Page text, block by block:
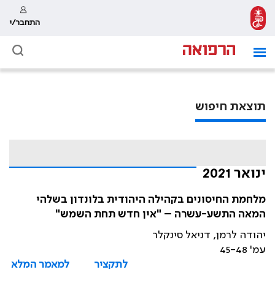
התחבר/י
תוצאת חיפוש
ינואר 2021
מלחמת החיסונים בקהילה היהודית בלונדון בשלהי
המאה התשע-עשרה – "אין חדש תחת השמש"
יהודה לרמן, דניאל סינקלר
עמ' 45-48
לתקציר
למאמר המלא